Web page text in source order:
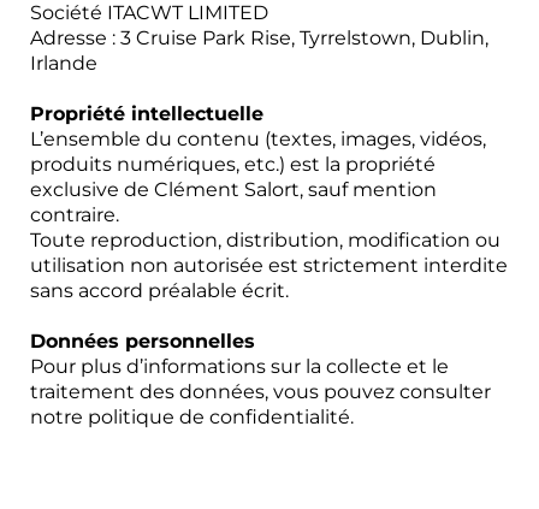
Société ITACWT LIMITED
Adresse : 3 Cruise Park Rise, Tyrrelstown, Dublin,
Irlande
Propriété intellectuelle
L’ensemble du contenu (textes, images, vidéos,
produits numériques, etc.) est la propriété
exclusive de Clément Salort, sauf mention
contraire.
Toute reproduction, distribution, modification ou
utilisation non autorisée est strictement interdite
sans accord préalable écrit.
Données personnelles
Pour plus d’informations sur la collecte et le
traitement des données, vous pouvez consulter
notre politique de confidentialité.